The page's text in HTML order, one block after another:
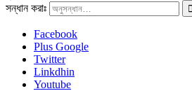
সন্ধান করাঃ
Facebook
Plus Google
Twitter
Linkdhin
Youtube